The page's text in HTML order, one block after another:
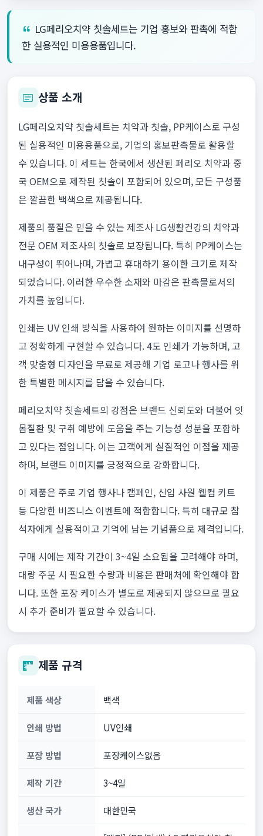
LG페리오치약 칫솔세트는 기업 홍보와 판촉에 적합
한 실용적인 미용용품입니다.
상품 소개
LG페리오치약 칫솔세트는 치약과 칫솔, PP케이스로 구성
된 실용적인 미용용품으로, 기업의 홍보판촉물로 활용할
수 있습니다. 이 세트는 한국에서 생산된 페리오 치약과 중
국 OEM으로 제작된 칫솔이 포함되어 있으며, 모든 구성품
은 깔끔한 백색으로 제공됩니다.
제품의 품질은 믿을 수 있는 제조사 LG생활건강의 치약과
전문 OEM 제조사의 칫솔로 보장됩니다. 특히 PP케이스는
내구성이 뛰어나며, 가볍고 휴대하기 용이한 크기로 제작
되었습니다. 이러한 우수한 소재와 마감은 판촉물로서의
가치를 높입니다.
인쇄는 UV 인쇄 방식을 사용하여 원하는 이미지를 선명하
고 정확하게 구현할 수 있습니다. 4도 인쇄가 가능하며, 고
객 맞춤형 디자인을 무료로 제공해 기업 로고나 행사를 위
한 특별한 메시지를 담을 수 있습니다.
페리오치약 칫솔세트의 강점은 브랜드 신뢰도와 더불어 잇
몸질환 및 구취 예방에 도움을 주는 기능성 성분을 포함하
고 있다는 점입니다. 이는 고객에게 실질적인 이점을 제공
하며, 브랜드 이미지를 긍정적으로 강화합니다.
이 제품은 주로 기업 행사나 캠페인, 신입 사원 웰컴 키트
등 다양한 비즈니스 이벤트에 적합합니다. 특히 대규모 참
석자에게 실용적이고 기억에 남는 기념품으로 제격입니다.
구매 시에는 제작 기간이 3~4일 소요됨을 고려해야 하며,
대량 주문 시 필요한 수량과 비용은 판매처에 확인해야 합
니다. 또한 포장 케이스가 별도로 제공되지 않으므로 필요
시 추가 준비가 필요할 수 있습니다.
제품 규격
제품 색상 백색
인쇄 방법 UV인쇄
포장 방법 포장케이스없음
제작 기간 3~4일
생산 국가 대한민국